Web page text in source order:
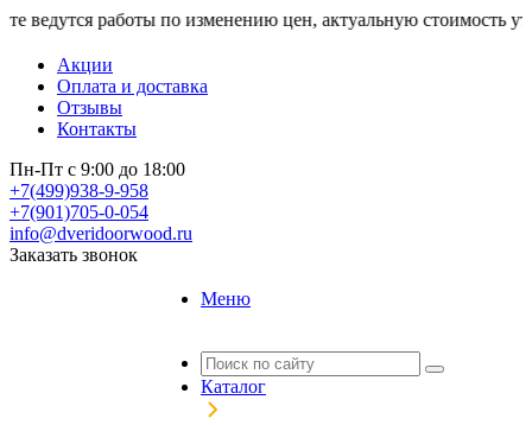
работы по изменению цен, актуальную стоимость
Акции
Оплата и доставка
Отзывы
Контакты
Пн-Пт с 9:00 до 18:00
+7(499)938-9-958
+7(901)705-0-054
info@dveridoorwood.ru
Заказать звонок
Меню
Каталог